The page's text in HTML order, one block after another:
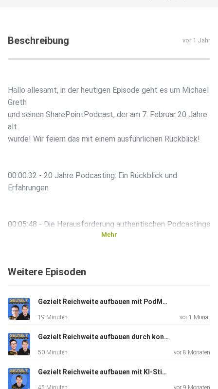
Beschreibung vor 1 Jahr
Hallo allesamt, in der heutigen Episode geht es um Michael
Greth
und seinen SharePointPodcast, der am 7. Februar 20 Jahre
alt
wurde! Wir feiern das mit einem ausführlichen Rückblick!
00:00:32 - 20 Jahre Podcasting: Ein Rückblick und
Erfahrungen
00:05:48 - Die Herausforderung authentischen Podcastings
00:20:15 - Podcasts auf Events: Wie man die Atmosphäre
einfängt
00:30:22 - Die Entscheidung, Podcasts nicht mehr zu
Mehr
Weitere Episoden
Gezielt Reichweite aufbauen mit PodMon: Insights und Herausforderungen der Podcast-Messung - Ein Gespräch mit Michael Mörs #18
19 Minuten vor 1 Monat
Gezielt Reichweite aufbauen durch konventionelle Konzepte - Ein Gespräch mit Brigitte Hagedorn #17
50 Minuten vor 8 Monaten
Gezielt Reichweite aufbauen mit KI-Stimmen: Wie echte Sprecher und KI-Klone gemeinsam zu Hybrid Voices werden - Mit Markus Löhr und Trevor Hurst #16
45 Minuten vor 9 Monaten